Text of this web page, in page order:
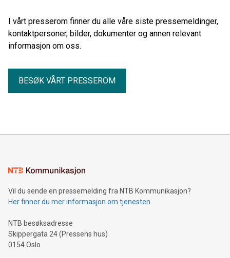
I vårt presserom finner du alle våre siste pressemeldinger,
kontaktpersoner, bilder, dokumenter og annen relevant
informasjon om oss.
BESØK VÅRT PRESSEROM
Vil du sende en pressemelding fra NTB Kommunikasjon?
Her finner du mer informasjon om tjenesten
NTB besøksadresse
Skippergata 24 (Pressens hus)
0154 Oslo